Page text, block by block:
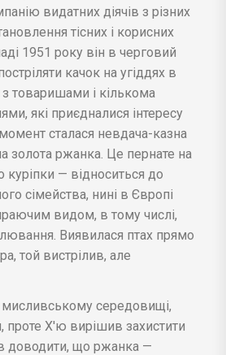
видатних діячів з різних
тісних і корисних
1951 року він в черговий
качок на угіддях в
товаришами і кількома
які приєдналися інтересу
сталася невдача-казна
золота ржанка. Це пернате на
куріпки — відноситься до
сімейства, нині в Європі
видом, в тому числі,
Виявилася птах прямо
той вистрілив, але
середовищі,
проте Х'ю вирішив захистити
доводити, що ржанка —